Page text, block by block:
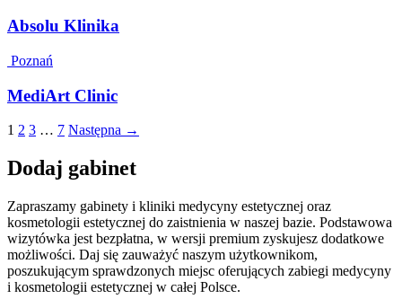
Absolu Klinika
Poznań
MediArt Clinic
1 2 3 … 7 Następna →
Dodaj gabinet
Zapraszamy gabinety i kliniki medycyny estetycznej oraz
kosmetologii estetycznej do zaistnienia w naszej bazie. Podstawowa
wizytówka jest bezpłatna, w wersji premium zyskujesz dodatkowe
możliwości. Daj się zauważyć naszym użytkownikom,
poszukującym sprawdzonych miejsc oferujących zabiegi medycyny
i kosmetologii estetycznej w całej Polsce.